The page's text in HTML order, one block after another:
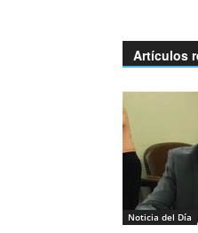
Artículos
Noticia del Día